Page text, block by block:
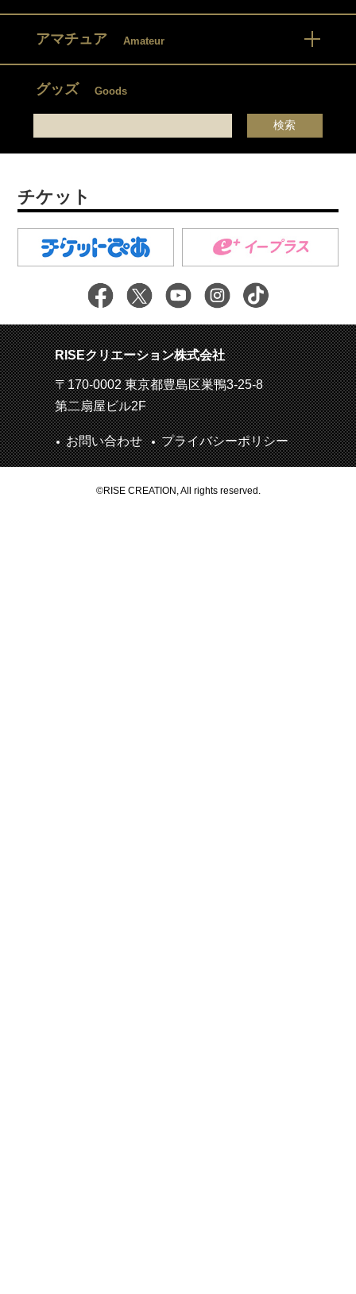
アマチュア Amateur
グッズ Goods
チケット
RISEクリエーション株式会社
〒170-0002 東京都豊島区巣鴨3-25-8
第二扇屋ビル2F
お問い合わせ プライバシーポリシー
©RISE CREATION, All rights reserved.